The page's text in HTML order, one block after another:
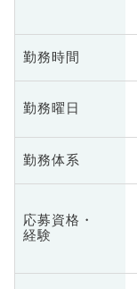
勤務時間
勤務曜日
勤務体系
応募資格・
経験